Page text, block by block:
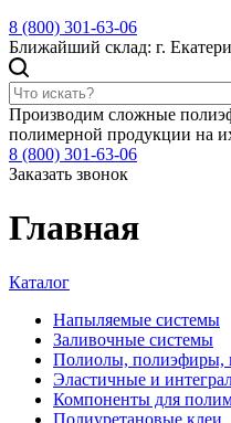
8 (800) 301-63-06
Ближайший склад: г.
Производим сложные
полимерной продукции на
8 (800) 301-63-06
Заказать звонок
Главная
Каталог
Напыляемые системы
Заливочные системы
Полиолы, полиэфиры,
Эластичные и
Компоненты для
Полиуретановые клеи